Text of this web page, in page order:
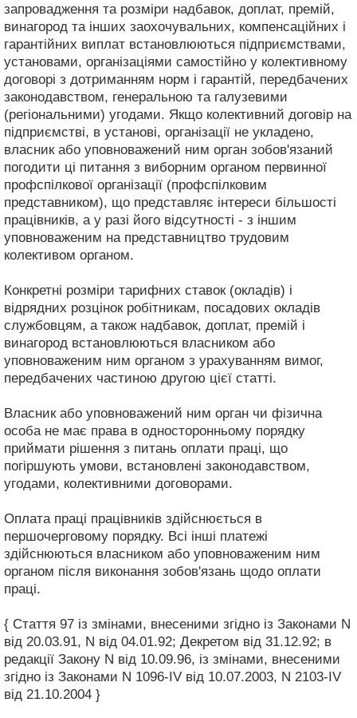
запровадження та розміри надбавок, доплат, премій,
винагород та інших заохочувальних, компенсаційних і
гарантійних виплат встановлюються підприємствами,
установами, організаціями самостійно у колективному
договорі з дотриманням норм і гарантій, передбачених
законодавством, генеральною та галузевими
(регіональними) угодами. Якщо колективний договір на
підприємстві, в установі, організації не укладено,
власник або уповноважений ним орган зобов'язаний
погодити ці питання з виборним органом первинної
профспілкової організації (профспілковим
представником), що представляє інтереси більшості
працівників, а у разі його відсутності - з іншим
уповноваженим на представництво трудовим
колективом органом.
Конкретні розміри тарифних ставок (окладів) і
відрядних розцінок робітникам, посадових окладів
службовцям, а також надбавок, доплат, премій і
винагород встановлюються власником або
уповноваженим ним органом з урахуванням вимог,
передбачених частиною другою цієї статті.
Власник або уповноважений ним орган чи фізична
особа не має права в односторонньому порядку
приймати рішення з питань оплати праці, що
погіршують умови, встановлені законодавством,
угодами, колективними договорами.
Оплата праці працівників здійснюється в
першочерговому порядку. Всі інші платежі
здійснюються власником або уповноваженим ним
органом після виконання зобов'язань щодо оплати
праці.
{ Стаття 97 із змінами, внесеними згідно із Законами N
від 20.03.91, N від 04.01.92; Декретом від 31.12.92; в
редакції Закону N від 10.09.96, із змінами, внесеними
згідно із Законами N 1096-IV від 10.07.2003, N 2103-IV
від 21.10.2004 }